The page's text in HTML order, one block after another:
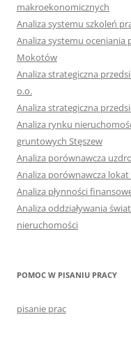
makroekonomicznych
Analiza systemu szkoleń
Analiza systemu oceniania
Mokotów
Analiza strategiczna
o.o.
Analiza strategiczna
Analiza rynku
gruntowych Stęszew
Analiza porównawcza
Analiza porównawcza
Analiza płynności
Analiza oddziaływania
nieruchomości
POMOC W PISANIU PRACY
pisanie prac